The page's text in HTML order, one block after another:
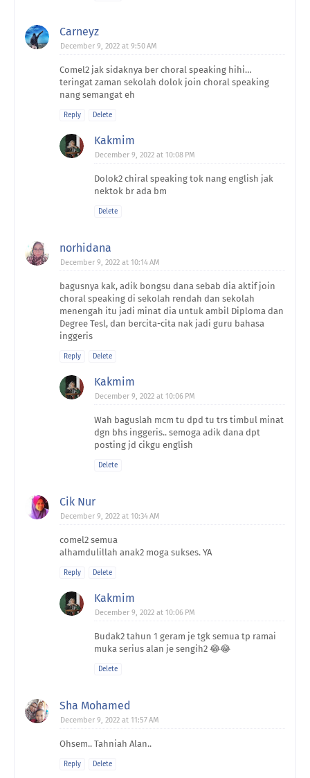
Carneyz
December 9, 2022 at 9:50 AM
Comel2 jak sidaknya ber choral speaking hihi…
teringat zaman sekolah dolok join choral speaking
nang semangat eh
Reply Delete
Kakmim
December 9, 2022 at 10:08 PM
Dolok2 chiral speaking tok nang english jak
nektok br ada bm
Delete
norhidana
December 9, 2022 at 10:14 AM
bagusnya kak, adik bongsu dana sebab dia aktif join
choral speaking di sekolah rendah dan sekolah
menengah itu jadi minat dia untuk ambil Diploma dan
Degree Tesl, dan bercita-cita nak jadi guru bahasa
inggeris
Reply Delete
Kakmim
December 9, 2022 at 10:06 PM
Wah baguslah mcm tu dpd tu trs timbul minat
dgn bhs inggeris.. semoga adik dana dpt
posting jd cikgu english
Delete
Cik Nur
December 9, 2022 at 10:34 AM
comel2 semua
alhamdulillah anak2 moga sukses. YA
Reply Delete
Kakmim
December 9, 2022 at 10:06 PM
Budak2 tahun 1 geram je tgk semua tp ramai
muka serius alan je sengih2 😂😂
Delete
Sha Mohamed
December 9, 2022 at 11:57 AM
Ohsem.. Tahniah Alan..
Reply Delete